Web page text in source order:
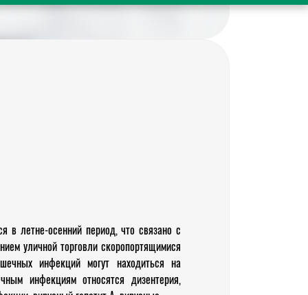
в летне-осенний период, что связано с
уличной торговли скоропортящимися
инфекций могут находиться на
инфекциям относятся дизентерия,